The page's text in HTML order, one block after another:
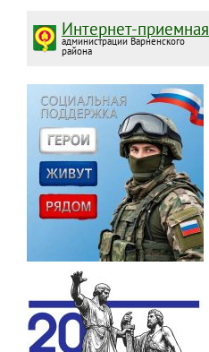
Интернет-приемная
администрации Варненского
района